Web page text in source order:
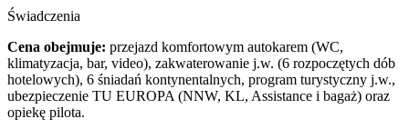
Świadczenia
Cena obejmuje: przejazd komfortowym autokarem (WC,
klimatyzacja, bar, video), zakwaterowanie j.w. (6 rozpoczętych dób
hotelowych), 6 śniadań kontynentalnych, program turystyczny j.w.,
ubezpieczenie TU EUROPA (NNW, KL, Assistance i bagaż) oraz
opiekę pilota.